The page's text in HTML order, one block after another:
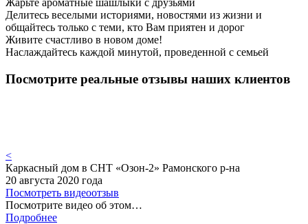
Жарьте ароматные шашлыки с друзьями
Делитесь веселыми историями, новостями из жизни и
общайтесь только с теми, кто Вам приятен и дорог
Живите счастливо в новом доме!
Наслаждайтесь каждой минутой, проведенной с семьей
Посмотрите реальные отзывы наших клиентов
<
Каркасный дом в СНТ «Озон-2» Рамонского р-на
20 августа 2020 года
Посмотреть видеоотзыв
Посмотрите видео об этом…
Подробнее